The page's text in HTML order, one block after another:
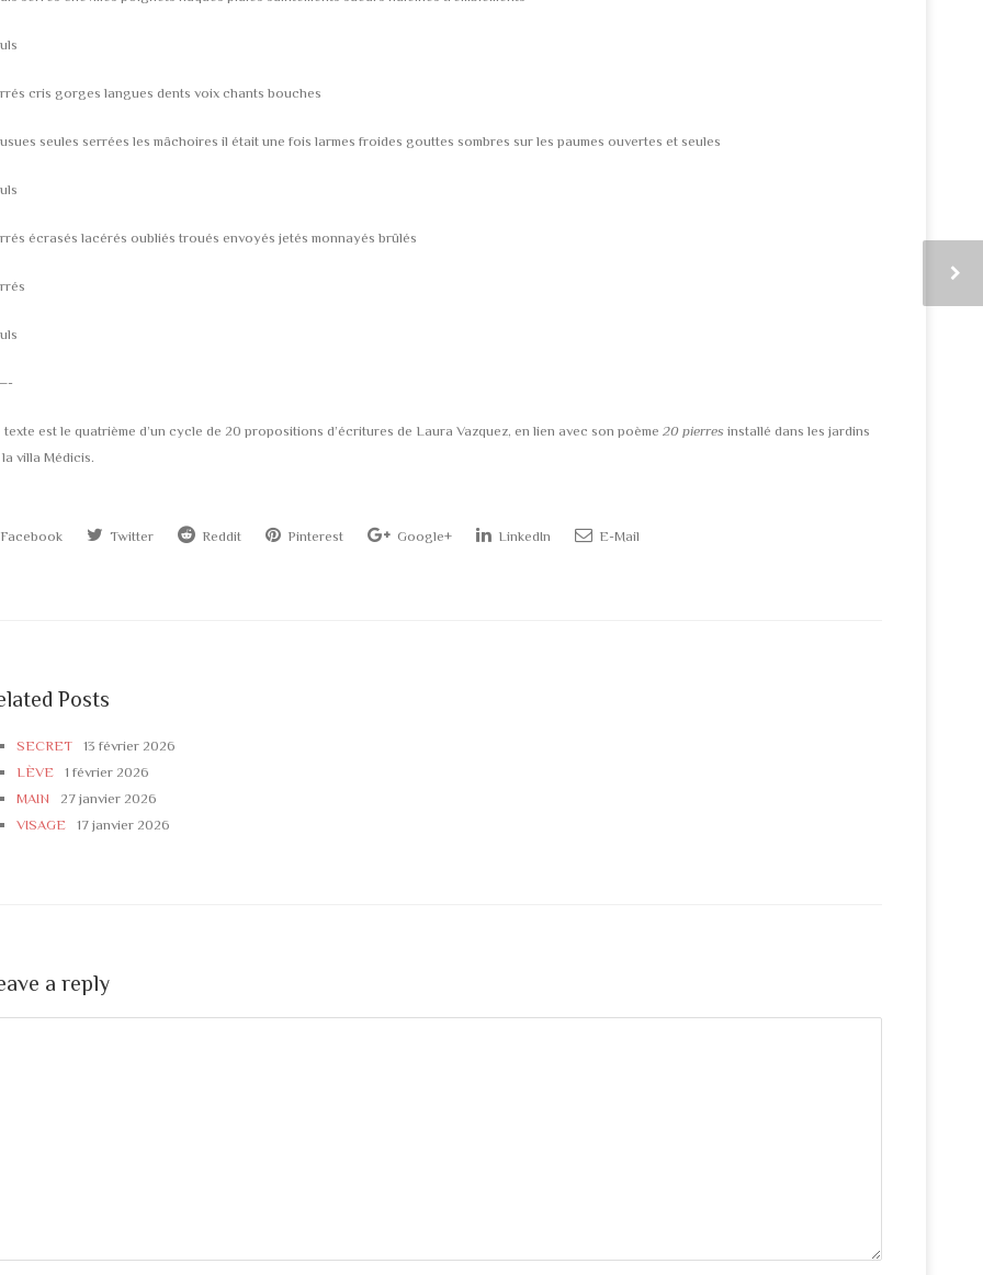
cris gorges langues dents voix chants bouches
seules serrées les mâchoires il était une fois larmes froides gouttes sombres sur les paumes ouvertes et seules
écrasés lacérés oubliés troués envoyés jetés monnayés brûlés
texte est le quatrième d’un cycle de 20 propositions d’écritures de Laura Vazquez, en lien avec son poème 20 pierres installé dans les jardins
villa Médicis.
Twitter Reddit Pinterest Google+ LinkedIn E-Mail
Posts
SECRET
13 février 2026
LÈVE
1 février 2026
MAIN
27 janvier 2026
VISAGE
17 janvier 2026
a reply